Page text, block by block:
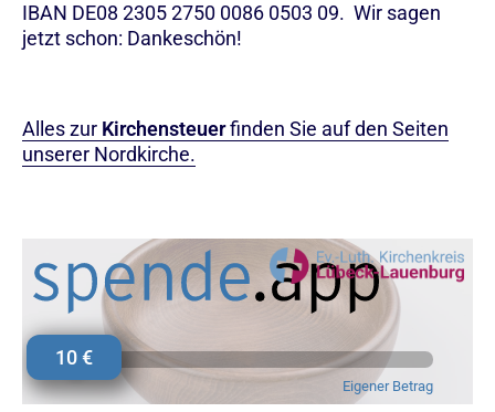
IBAN DE08 2305 2750 0086 0503 09. Wir sagen
jetzt schon: Dankeschön!
Alles zur Kirchensteuerfinden Sie auf den Seiten
unserer Nordkirche.